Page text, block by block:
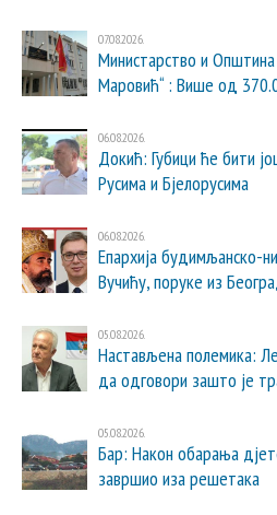
07.08.2026.
Министарство и
Маровић“ : Више од
06.08.2026.
Докић: Губици ће бити
Русима и Бјелорусима
06.08.2026.
Епархија будимљанско-
Вучићу, поруке из
05.08.2026.
Настављена полемика:
да одговори зашто је
05.08.2026.
Бар: Након обарања
завршио иза решетака